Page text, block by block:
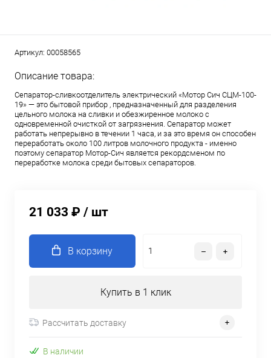
Артикул: 00058565
Описание товара:
Сепаратор-сливкоотделитель электрический «Мотор Сич СЦМ-100-
19» — это бытовой прибор , предназначенный для разделения
цельного молока на сливки и обезжиренное молоко с
одновременной очисткой от загрязнения. Сепаратор может
работать непрерывно в течении 1 часа, и за это время он способен
переработать около 100 литров молочного продукта - именно
поэтому сепаратор Мотор-Сич является рекордсменом по
переработке молока среди бытовых сепараторов.
21 033 ₽ / шт
В корзину
Купить в 1 клик
Рассчитать доставку
В наличии